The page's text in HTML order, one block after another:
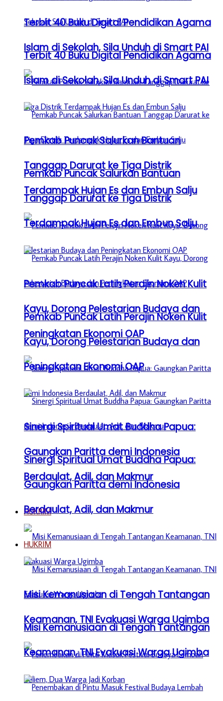
Terbit 40 Buku Digital Pendidikan Agama
Islam di Sekolah, Sila Unduh di Smart PAI
Pemkab Puncak Salurkan Bantuan
Tanggap Darurat ke Tiga Distrik
Terdampak Hujan Es dan Embun Salju
Pemkab Puncak Latih Perajin Noken Kulit
Kayu, Dorong Pelestarian Budaya dan
Peningkatan Ekonomi OAP
Sinergi Spiritual Umat Buddha Papua:
Gaungkan Paritta demi Indonesia
Berdaulat, Adil, dan Makmur
HUKRIM
Misi Kemanusiaan di Tengah Tantangan
Keamanan, TNI Evakuasi Warga Ugimba
Terbit 40 Buku Digital Pendidikan Agama
Islam di Sekolah, Sila Unduh di Smart PAI
Pemkab Puncak Salurkan Bantuan
Tanggap Darurat ke Tiga Distrik
Terdampak Hujan Es dan Embun Salju
Pemkab Puncak Latih Perajin Noken Kulit
Kayu, Dorong Pelestarian Budaya dan
Peningkatan Ekonomi OAP
Sinergi Spiritual Umat Buddha Papua:
Gaungkan Paritta demi Indonesia
Berdaulat, Adil, dan Makmur
HUKRIM
Misi Kemanusiaan di Tengah Tantangan
Keamanan, TNI Evakuasi Warga Ugimba